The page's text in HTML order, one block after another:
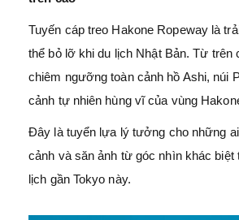
Tuyến cáp treo Hakone Ropeway là
thể bỏ lỡ khi du lịch Nhật Bản. Từ trên
chiêm ngưỡng toàn cảnh hồ Ashi, núi
cảnh tự nhiên hùng vĩ của vùng
Đây là tuyển lựa lý tưởng cho những
cảnh và săn ảnh từ góc nhìn khác biệt
lịch gần Tokyo này.